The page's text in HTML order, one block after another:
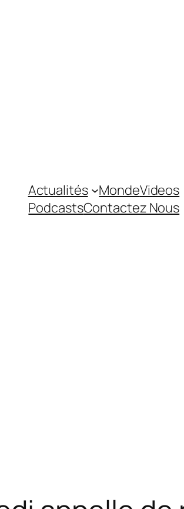
Actualités MondeVideos
PodcastsContactez Nous